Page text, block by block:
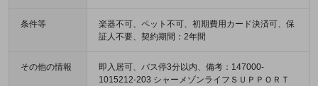
条件等
楽器不可、ペット不可、初期費用カード決済可、保
証人不要、契約期間：2年間
その他の情報
即入居可、バス停3分以内、備考：147000-
1015212-203 シャーメゾンライフＳＵＰＰＯＲＴ